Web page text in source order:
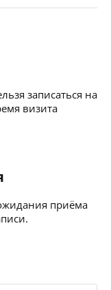
записаться на
визита
приёма